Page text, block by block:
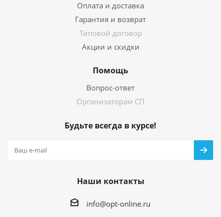
Оплата и доставка
Гарантия и возврат
Типовой договор
Акции и скидки
Помощь
Вопрос-ответ
Организаторам СП
Будьте всегда в курсе!
Наши контакты
info@opt-online.ru